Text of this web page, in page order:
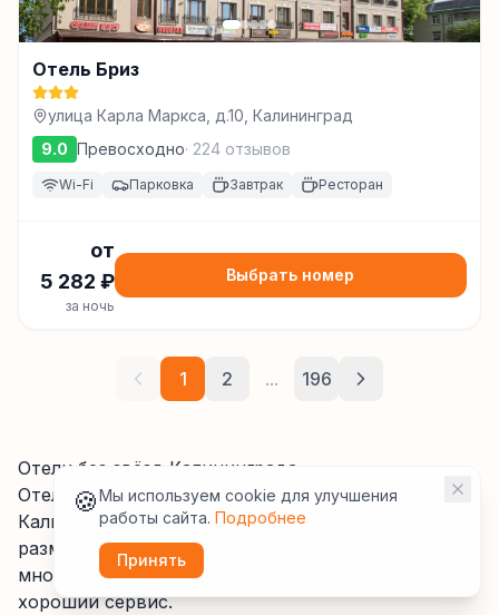
Отель Бриз
улица Карла Маркса, д.10, Калининград
9.0 Превосходно· 224 отзывов
Wi-Fi Парковка Завтрак Ресторан
от
5 282 ₽
за ночь
Выбрать номер
1 2 ... 196
Отели без звёзд Калининграда
Отели без официальной звёздной категории
Калининграде— это бюджетный вариант
размещения. Несмотря на отсутствие звёзд,
многие из них предлагают комфортные номера и
хороший сервис.
🍪Мы используем cookie для улучшения
работы сайта. Подробнее
Принять